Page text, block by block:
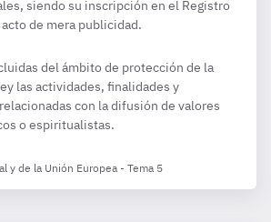
siendo su inscripción en el Registro
de mera publicidad.
del ámbito de protección de la
las actividades, finalidades y
con la difusión de valores
o espiritualistas.
y de la Unión Europea - Tema 5